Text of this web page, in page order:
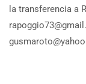
la transferencia a